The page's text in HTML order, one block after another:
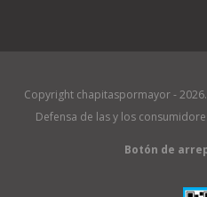
Copyright chapitaspormayor -
Defensa de las y los
Botón de